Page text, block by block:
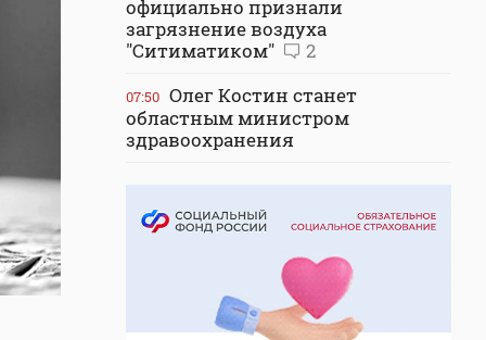
официально признали
загрязнение воздуха
"Ситиматиком"
2
07:50 Олег Костин станет
областным министром
здравоохранения